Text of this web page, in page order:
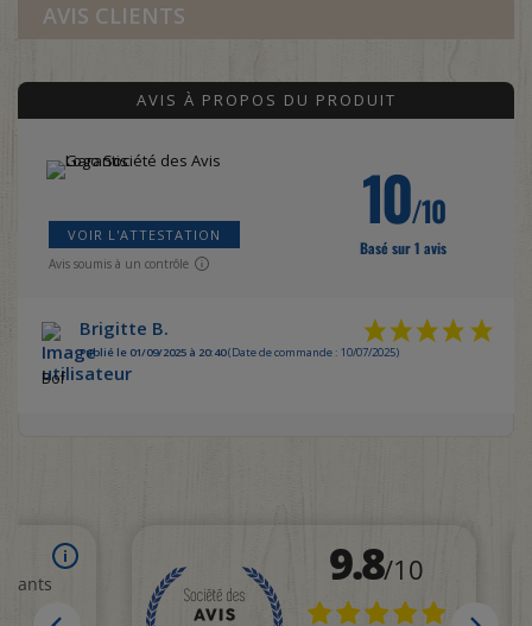
AVIS CLIENTS
AVIS À PROPOS DU PRODUIT
VOIR L'ATTESTATION
Avis soumis à un contrôle
10/10
Basé sur 1 avis
Brigitte B.
Publié le 01/09/2025 à 20:40(Date de commande : 10/07/2025)
Bof